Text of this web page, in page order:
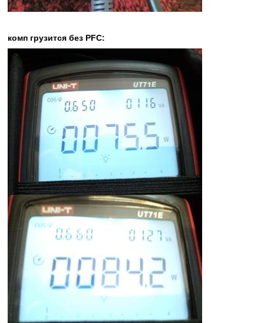
комп грузится без PFC: